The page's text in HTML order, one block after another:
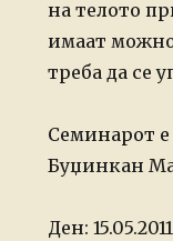
нателото
имаат
треба да се
Семинарот е
Буџинкан
Ден: